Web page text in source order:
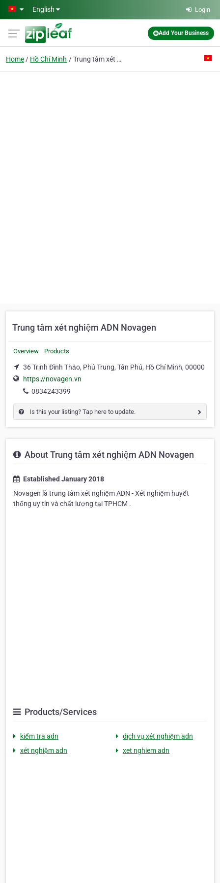
Skip to main content
English Login
Add Your Business
Home Hồ Chí Minh Trung tâm xét nghiệm ADN Novagen
Trung tâm xét nghiệm ADN Novagen
Overview Products
36 Trịnh Đình Thảo, Phú Trung, Tân Phú, Hồ Chí Minh, 00000
https://novagen.vn
0834243399
Is this your listing? Tap here to update.
About Trung tâm xét nghiệm ADN Novagen
Established January 2018
Novagen là trung tâm xét nghiệm ADN - Xét nghiệm huyết
thống uy tín và chất lượng tại TPHCM .
Products/Services
kiểm tra adn
dịch vụ xét nghiệm adn
xét nghiệm adn
xet nghiem adn